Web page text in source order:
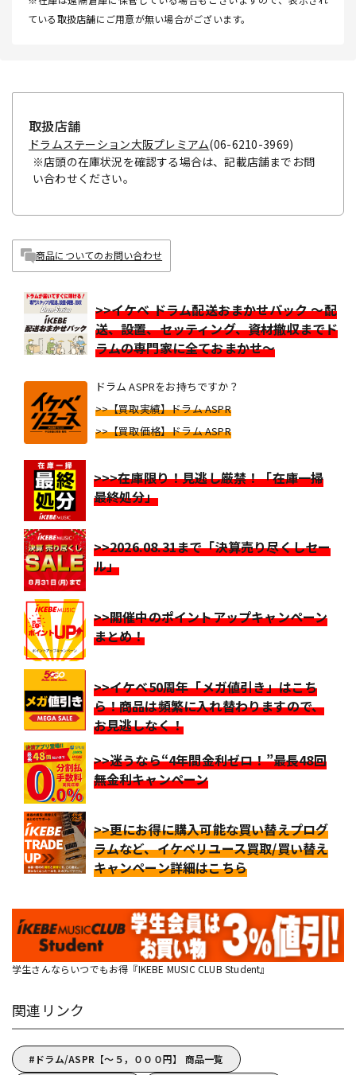
ている取扱店舗にご用意が無い場合がございます。
取扱店舗
ドラムステーション大阪プレミアム(06-6210-3969)
※店頭の在庫状況を確認する場合は、記載店舗までお問
い合わせください。
商品についてのお問い合わせ
>>イケベ ドラム配送おまかせパック ～配
送、設置、セッティング、資材撤収までド
ラムの専門家に全ておまかせ～
ドラム ASPRをお持ちですか？
>>【買取実績】ドラム ASPR
>>【買取価格】ドラム ASPR
>>>在庫限り！見逃し厳禁！「在庫一掃
最終処分」
>>2026.08.31まで「決算売り尽くしセー
ル」
>>開催中のポイントアップキャンペーン
まとめ！
>>イケベ50周年「メガ値引き」はこち
ら！商品は頻繁に入れ替わりますので、
お見逃しなく！
>>迷うなら“4年間金利ゼロ！”最長48回
無金利キャンペーン
>>更にお得に購入可能な買い替えプログ
ラムなど、イケベリユース買取/買い替え
キャンペーン詳細はこちら
学生さんならいつでもお得『IKEBE MUSIC CLUB Student』
関連リンク
ドラム/ASPR【～５，０００円】 商品一覧